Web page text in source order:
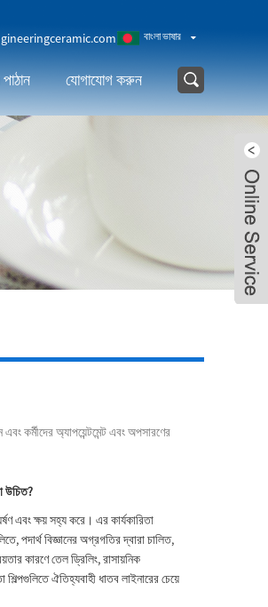
বাংলা ভাষার
যোগাযোগ করুন
কর্মীদের অ্যাপয়েন্টমেন্ট এবং অপসারণের
উচিত?
এবং ক্ষয় সহ্য করে। এর কার্যকারিতা
পদার্থ বিজ্ঞানের অগ্রগতির দ্বারা চালিত,
কারণে তেল ড্রিলিং, রাসায়নিক
ঐতিহ্যবাহী ধাতব লাইনারের চেয়ে